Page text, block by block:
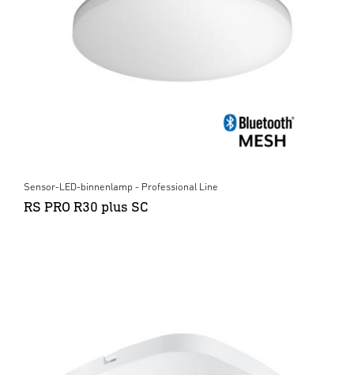
Sensor-LED-binnenlamp - Professional Line
RS PRO R30 plus SC